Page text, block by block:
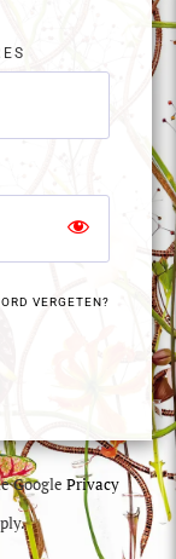
VERGETEN?
Google Privacy